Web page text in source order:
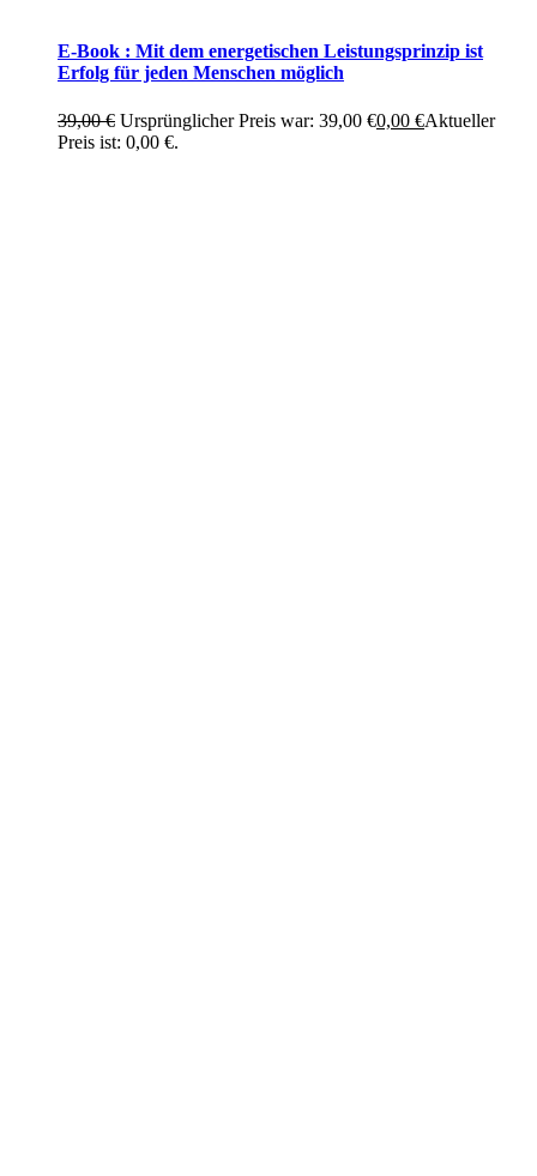
E-Book : Mit dem energetischen Leistungsprinzip ist
Erfolg für jeden Menschen möglich
39,00€ Ursprünglicher Preis war: 39,00 €0,00 €Aktueller
Preis ist: 0,00 €.